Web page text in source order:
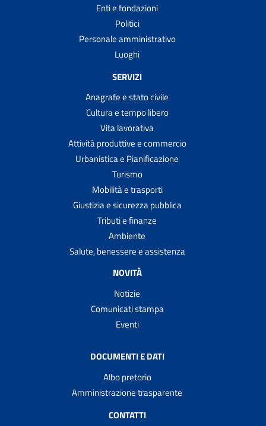
Enti e fondazioni
Politici
Personale amministrativo
Luoghi
SERVIZI
Anagrafe e stato civile
Cultura e tempo libero
Vita lavorativa
Attività produttive e commercio
Urbanistica e Pianificazione
Turismo
Mobilità e trasporti
Giustizia e sicurezza pubblica
Tributi e finanze
Ambiente
Salute, benessere e assistenza
NOVITÀ
Notizie
Comunicati stampa
Eventi
DOCUMENTI E DATI
Albo pretorio
Amministrazione trasparente
CONTATTI